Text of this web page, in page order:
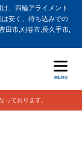
、四輪アライメント
安く、持ち込みでの
田市,刈谷市,長久手市,
MENU
っております。